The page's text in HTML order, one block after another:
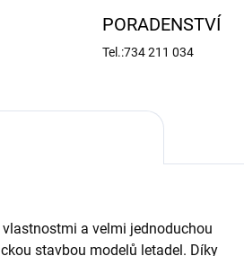
PORADENSTVÍ
Tel.:734 211 034
a velmi jednoduchou
stavbou modelů letadel. Díky